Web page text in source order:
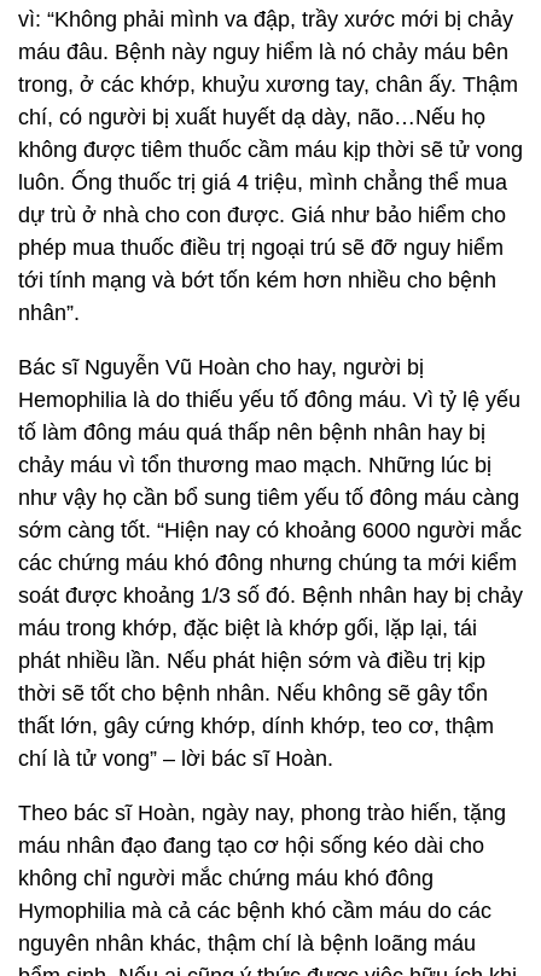
vì: “Không phải mình va đập, trầy xước mới bị chảy
máu đâu. Bệnh này nguy hiểm là nó chảy máu bên
trong, ở các khớp, khuỷu xương tay, chân ấy. Thậm
chí, có người bị xuất huyết dạ dày, não…Nếu họ
không được tiêm thuốc cầm máu kịp thời sẽ tử vong
luôn. Ống thuốc trị giá 4 triệu, mình chẳng thể mua
dự trù ở nhà cho con được. Giá như bảo hiểm cho
phép mua thuốc điều trị ngoại trú sẽ đỡ nguy hiểm
tới tính mạng và bớt tốn kém hơn nhiều cho bệnh
nhân”.
Bác sĩ Nguyễn Vũ Hoàn cho hay, người bị
Hemophilia là do thiếu yếu tố đông máu. Vì tỷ lệ yếu
tố làm đông máu quá thấp nên bệnh nhân hay bị
chảy máu vì tổn thương mao mạch. Những lúc bị
như vậy họ cần bổ sung tiêm yếu tố đông máu càng
sớm càng tốt. “Hiện nay có khoảng 6000 người mắc
các chứng máu khó đông nhưng chúng ta mới kiểm
soát được khoảng 1/3 số đó. Bệnh nhân hay bị chảy
máu trong khớp, đặc biệt là khớp gối, lặp lại, tái
phát nhiều lần. Nếu phát hiện sớm và điều trị kịp
thời sẽ tốt cho bệnh nhân. Nếu không sẽ gây tổn
thất lớn, gây cứng khớp, dính khớp, teo cơ, thậm
chí là tử vong” – lời bác sĩ Hoàn.
Theo bác sĩ Hoàn, ngày nay, phong trào hiến, tặng
máu nhân đạo đang tạo cơ hội sống kéo dài cho
không chỉ người mắc chứng máu khó đông
Hymophilia mà cả các bệnh khó cầm máu do các
nguyên nhân khác, thậm chí là bệnh loãng máu